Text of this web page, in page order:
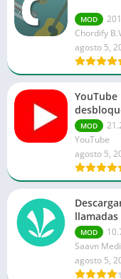
MOD
Chordify
agosto 5,
YouTube
MOD
YouTube
agosto 5,
MOD
Saavn
agosto 5,